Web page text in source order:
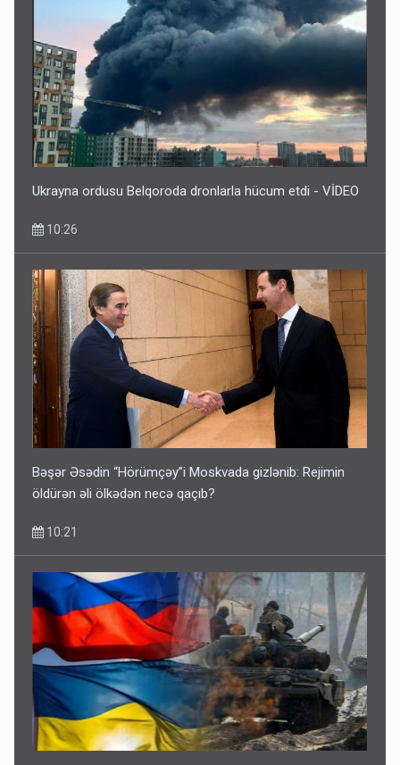
Ukrayna ordusu Belqoroda dronlarla hücum etdi - VİDEO
10:26
Bəşər Əsədin “Hörümçəy”i Moskvada gizlənib: Rejimin
öldürən əli ölkədən necə qaçıb?
10:21